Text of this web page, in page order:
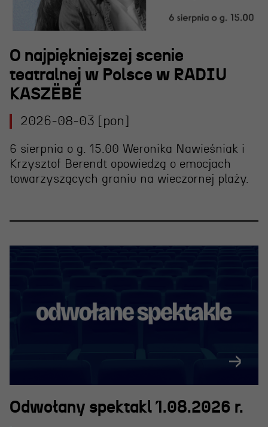
O najpiękniejszej scenie
teatralnej w Polsce w RADIU
KASZËBË
2026-08-03 [pon]
6 sierpnia o g. 15.00 Weronika Nawieśniak i
Krzysztof Berendt opowiedzą o emocjach
towarzyszących graniu na wieczornej plaży.
Odwołany spektakl 1.08.2026 r.